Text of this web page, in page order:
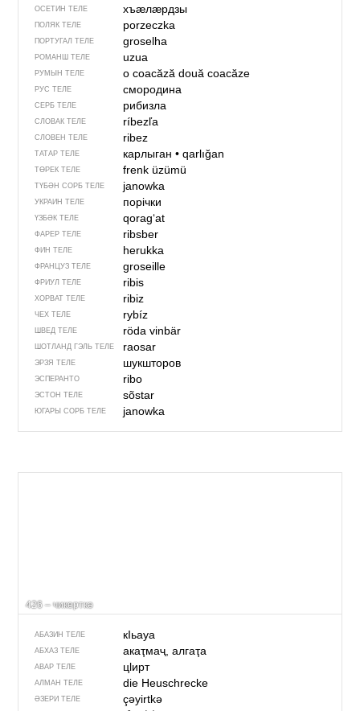
ОСЕТИН ТЕЛЕ хъӕлӕрдзы
ПОЛЯК ТЕЛЕ porzeczka
ПОРТУГАЛ ТЕЛЕ groselha
РОМАНШ ТЕЛЕ uzua
РУМЫН ТЕЛЕ o coacăzădouă coacăze
РУС ТЕЛЕ смородина
СЕРБ ТЕЛЕ рибизла
СЛОВАК ТЕЛЕ ríbezľa
СЛОВЕН ТЕЛЕ ribez
ТАТАР ТЕЛЕ карлыган• qarlığan
ТӨРЕК ТЕЛЕ frenk üzümü
ТҮБӘН СОРБ ТЕЛЕ janowka
УКРАИН ТЕЛЕ порічки
ҮЗБӘК ТЕЛЕ qorag‘at
ФАРЕР ТЕЛЕ ribsber
ФИН ТЕЛЕ herukka
ФРАНЦУЗ ТЕЛЕ groseille
ФРИУЛ ТЕЛЕ ribis
ХОРВАТ ТЕЛЕ ribiz
ЧЕХ ТЕЛЕ rybíz
ШВЕД ТЕЛЕ röda vinbär
ШОТЛАНД ГЭЛЬ ТЕЛЕ raosar
ЭРЗЯ ТЕЛЕ шукшторов
ЭСПЕРАНТО ribo
ЭСТОН ТЕЛЕ sõstar
ЮГАРЫ СОРБ ТЕЛЕ janowka
426 – чикерткә
АБАЗИН ТЕЛЕ кIьауа
АБХАЗ ТЕЛЕ акаҭмаҷ, алгаҭа
АВАР ТЕЛЕ цӏирт
АЛМАН ТЕЛЕ die Heuschrecke
ӘЗЕРИ ТЕЛЕ çəyirtkə